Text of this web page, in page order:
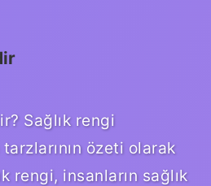
Sağlık rengi
özeti olarak
rengi, insanların sağlık